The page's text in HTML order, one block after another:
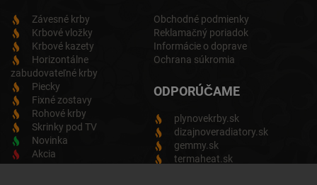
Závesné krby
Krbové vložky
Krbové kazety
Horizontálne
zabudovateľné krby
Piecky
Fixné zostavy
Rohové krby
Skrinky pod TV
Novinka
Akcia
Obchodné podmienky
Reklamačný poriadok
Informácie o doprave
Ochrana súkromia
ODPORÚČAME
plynovekrby.sk
dizajnoveradiatory.sk
gemmy.sk
termaheat.sk